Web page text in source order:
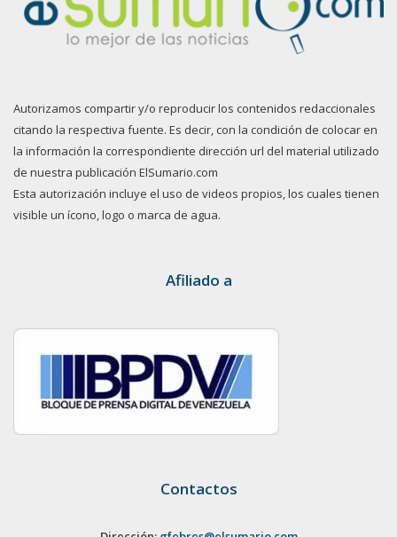
Autorizamos compartir y/o reproducir los contenidos redaccionales
citando la respectiva fuente. Es decir, con la condición de colocar en
la información la correspondiente dirección url del material utilizado
de nuestra publicación ElSumario.com
Esta autorización incluye el uso de videos propios, los cuales tienen
visible un ícono, logo o marca de agua.
Afiliado a
Contactos